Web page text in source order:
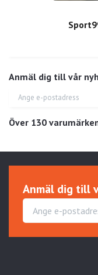
Anmäl dig till vår
Över 130
Anmäl dig till